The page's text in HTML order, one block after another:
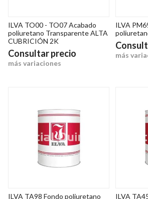
ILVA TO00 - TO07 Acabado
poliuretano Transparente ALTA
CUBRICIÓN 2K
Consultar precio
más variaciones
ILVA
más
ILVA TA98 Fondo poliuretano
ILVA